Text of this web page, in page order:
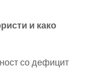
и како
со дефицит